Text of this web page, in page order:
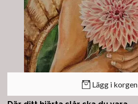
Lägg i korgen